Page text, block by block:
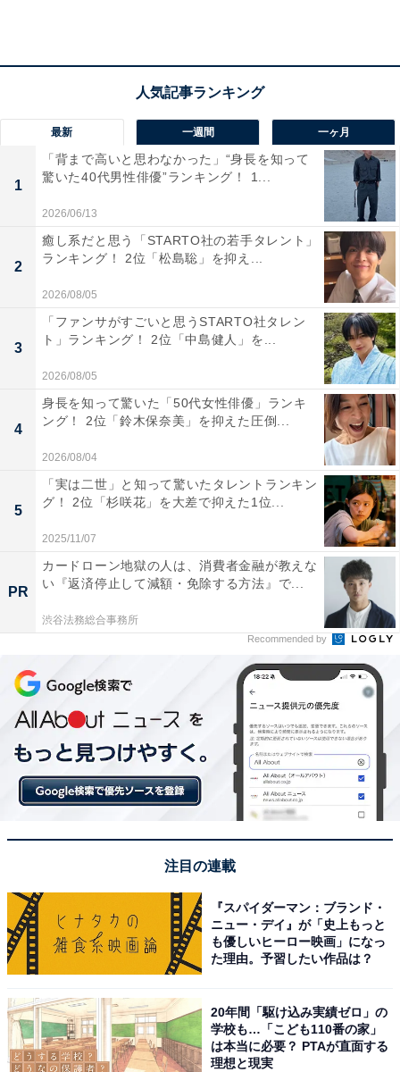
第2位：YOASOBI
View this post on Instagram
A post shared by 幾田りら (@lilasikuta)
2位に入ったのは、音楽ユニット「YOASOBI」でした。
コンポーザーのAyaseさんとボーカルのikura（幾田り
ら）さんからなるYOASOBIは、「小説を音楽にするユニ
ット」をコンセプトに活動。2019年11月に公開された
『夜に駆ける』は、ストリーミング累計再生回数で7億
回を突破する大ヒットを記録しました。Ayaseさんはさ
まざまなアーティストへの楽曲提供も手掛け、ikuraさん
はソロアーティストとしても活躍しています。
最新 一週間 一ヶ月
1
「背まで高いと思わなかった」“身長を知って
驚いた40代男性俳優”ランキング！ 1...
2026/06/13
2
癒し系だと思う「STARTO社の若手タレント」
ランキング！ 2位「松島聡」を抑え...
2026/08/05
3
「ファンサがすごいと思うSTARTO社タレン
ト」ランキング！ 2位「中島健人」を...
2026/08/05
4
身長を知って驚いた「50代女性俳優」ランキ
ング！ 2位「鈴木保奈美」を抑えた圧倒...
2026/08/04
5
「実は二世」と知って驚いたタレントランキン
グ！ 2位「杉咲花」を大差で抑えた1位...
2025/11/07
PR
カードローン地獄の人は、消費者金融が教えな
い『返済停止して減額・免除する方法』で...
渋谷法務総合事務所
Recommended by
注目の連載
『スパイダーマン：ブランド・
ニュー・デイ』が「史上もっと
も優しいヒーロー映画」になっ
た理由。予習したい作品は？
20年間「駆け込み実績ゼロ」の
学校も…「こども110番の家」
は本当に必要？ PTAが直面する
理想と現実